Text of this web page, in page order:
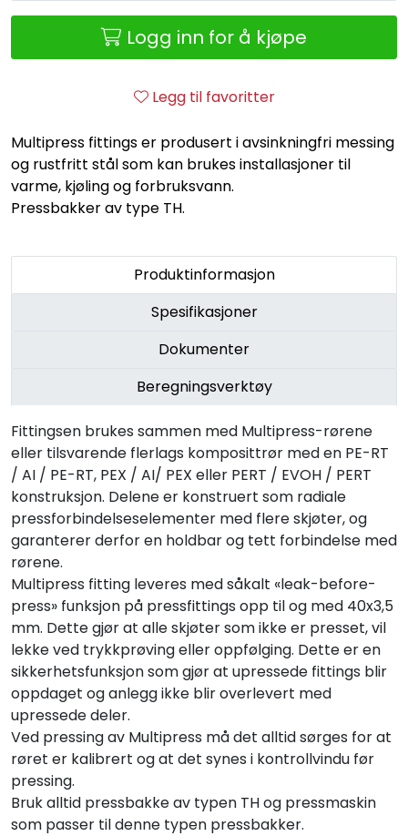
Logg inn for å kjøpe
Legg til favoritter
Multipress fittings er produsert i avsinkningfri messing
og rustfritt stål som kan brukes installasjoner til
varme, kjøling og forbruksvann.
Pressbakker av type TH.
Produktinformasjon
Spesifikasjoner
Dokumenter
Beregningsverktøy
Fittingsen brukes sammen med Multipress-rørene
eller tilsvarende flerlags komposittrør med en PE-RT
/ AI / PE-RT, PEX / AI/ PEX eller PERT / EVOH / PERT
konstruksjon. Delene er konstruert som radiale
pressforbindelseselementer med flere skjøter, og
garanterer derfor en holdbar og tett forbindelse med
rørene.
Multipress fitting leveres med såkalt «leak-before-
press» funksjon på pressfittings opp til og med 40x3,5
mm. Dette gjør at alle skjøter som ikke er presset, vil
lekke ved trykkprøving eller oppfølging. Dette er en
sikkerhetsfunksjon som gjør at upressede fittings blir
oppdaget og anlegg ikke blir overlevert med
upressede deler.
Ved pressing av Multipress må det alltid sørges for at
røret er kalibrert og at det synes i kontrollvindu før
pressing.
Bruk alltid pressbakke av typen TH og pressmaskin
som passer til denne typen pressbakker.